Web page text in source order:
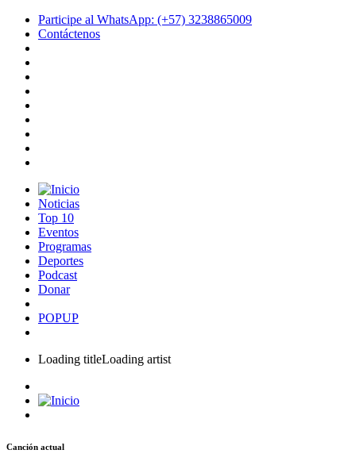
Participe al WhatsApp: (+57) 3238865009
Contáctenos
Noticias
Top 10
Eventos
Programas
Deportes
Podcast
Donar
POPUP
Loading titleLoading artist
Canción actual